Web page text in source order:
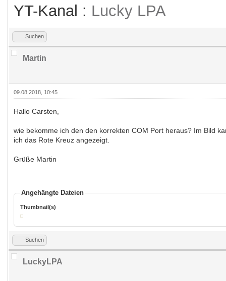
YT-Kanal : Lucky LPA
Suchen
Martin
09.08.2018, 10:45
Hallo Carsten,
wie bekomme ich den den korrekten COM Port heraus? Im Bild
ich das Rote Kreuz angezeigt.
Grüße Martin
Angehängte Dateien
Thumbnail(s)
Suchen
LuckyLPA